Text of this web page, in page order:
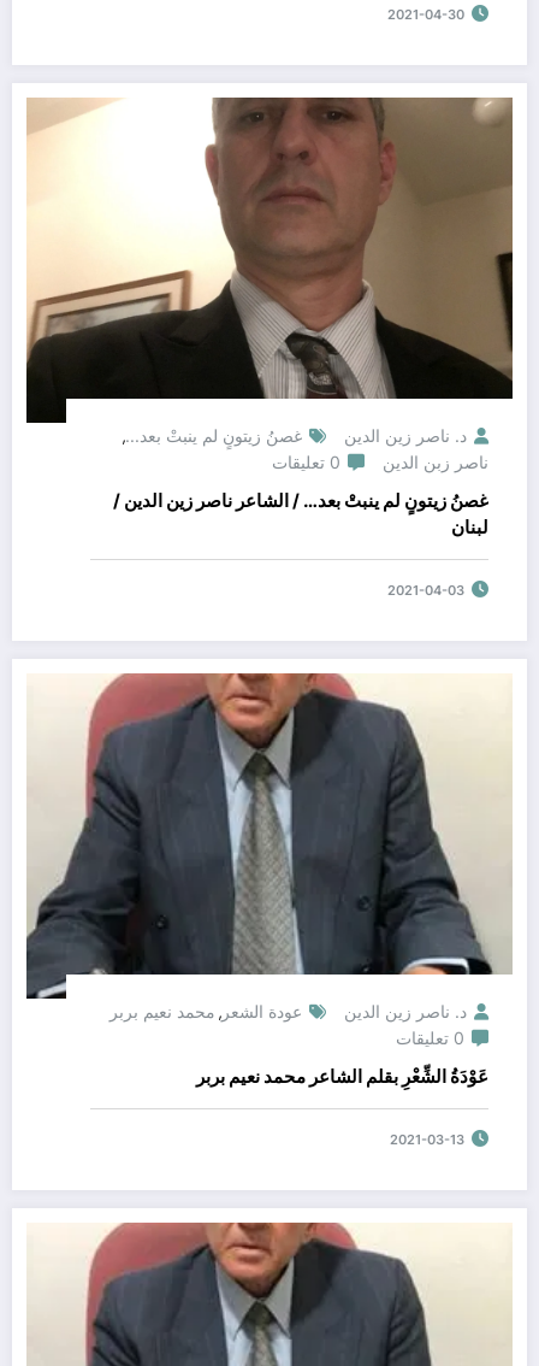
2021-04-30
د. ناصر زين الدين غصنُ زيتونٍ لم ينبتْ بعد...,
ناصر زبن الدين
0 تعليقات
غصنُ زيتونٍ لم ينبتْ بعد… / الشاعر ناصر زين الدين /
لبنان
2021-04-03
د. ناصر زين الدين عودة الشعر , محمد نعيم بربر
0 تعليقات
عَوْدَةُ الشِّعْرِ بقلم الشاعر محمد نعيم بربر
2021-03-13